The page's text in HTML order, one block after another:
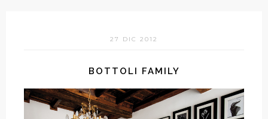
27 DIC 2012
BOTTOLI FAMILY